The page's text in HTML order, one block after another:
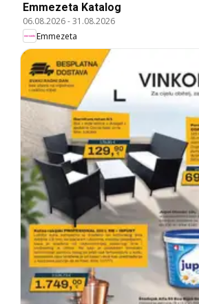
Emmezeta Katalog
06.08.2026-31.08.2026
Emmezeta